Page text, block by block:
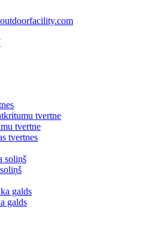
tvertne
tvertne
tvertnes
soliņš
galds
galds